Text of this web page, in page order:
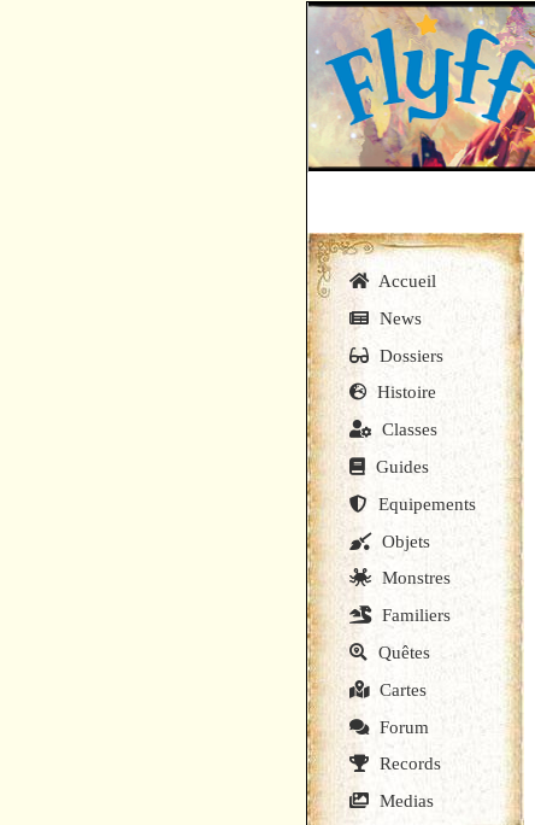
Accueil
News
Dossiers
Histoire
Classes
Guides
Equipements
Objets
Monstres
Familiers
Quêtes
Cartes
Forum
Records
Medias